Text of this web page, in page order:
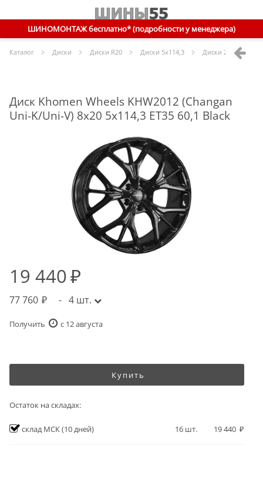
ШИНОМОНТАЖ бесплатно* (подробности у менеджера)
Каталог Диски Диски R20 Диски 5x114,3 Диски 20 5x114,3
Диск Khomen Wheels KHW2012 (Changan
Uni-K/Uni-V) 8x20 5x114,3 ET35 60,1 Black
19 440
77 760 - 4 шт.
Получить c 12 августа
Купить
Остаток на складах:
склад МСК(10 дней) 16 шт. 19 440